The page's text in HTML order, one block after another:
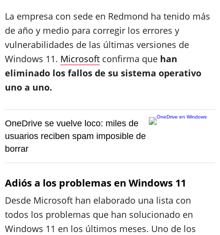
La empresa con sede en Redmond ha tenido más
de año y medio para corregir los errores y
vulnerabilidades de las últimas versiones de
Windows 11. Microsoft confirma que han
eliminado los fallos de su sistema operativo
uno a uno.
OneDrive se vuelve loco: miles de
usuarios reciben spam imposible de
borrar
Adiós a los problemas en Windows 11
Desde Microsoft han elaborado una lista con
todos los problemas que han solucionado en
Windows 11 en los últimos meses. Uno de los